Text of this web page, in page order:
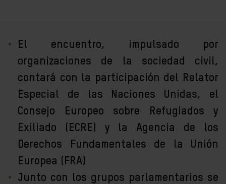
El encuentro, impulsado por
organizaciones de la sociedad civil,
contará con la participación del Relator
Especial de las Naciones Unidas, el
Consejo Europeo sobre Refugiados y
Exiliado (ECRE) y la Agencia de los
Derechos Fundamentales de la Unión
Europea (FRA)
Junto con los grupos parlamentarios se